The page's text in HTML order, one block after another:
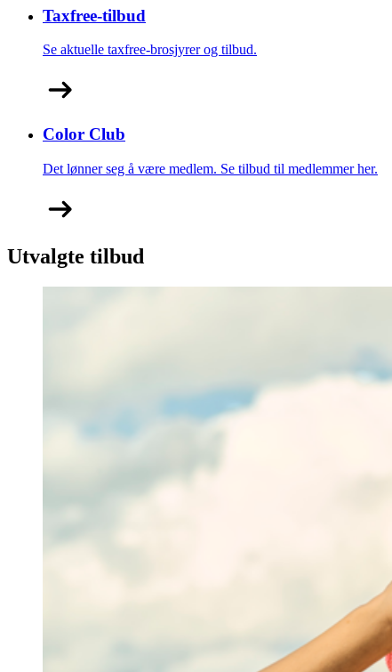
Taxfree-tilbud
Se aktuelle taxfree-brosjyrer og tilbud.
Color Club
Det lønner seg å være medlem. Se tilbud til medlemmer her.
Utvalgte tilbud